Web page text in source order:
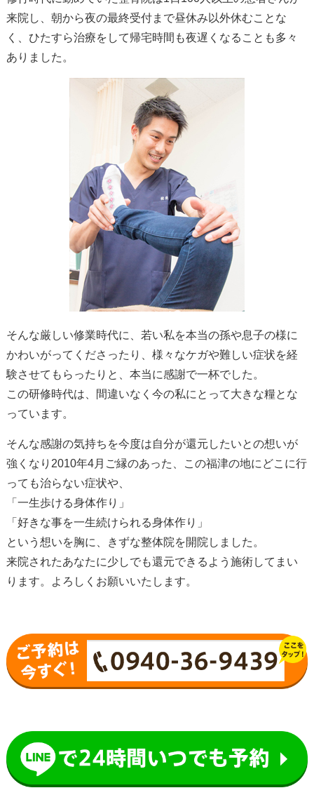
来院し、朝から夜の最終受付まで昼休み以外休むことな
く、ひたすら治療をして帰宅時間も夜遅くなることも多々
ありました。
そんな厳しい修業時代に、若い私を本当の孫や息子の様に
かわいがってくださったり、様々なケガや難しい症状を経
験させてもらったりと、本当に感謝で一杯でした。
この研修時代は、間違いなく今の私にとって大きな糧とな
っています。
そんな感謝の気持ちを今度は自分が還元したいとの想いが
強くなり2010年4月ご縁のあった、この福津の地にどこに行
っても治らない症状や、
「一生歩ける身体作り」
「好きな事を一生続けられる身体作り」
という想いを胸に、きずな整体院を開院しました。
来院されたあなたに少しでも還元できるよう施術してまい
ります。よろしくお願いいたします。